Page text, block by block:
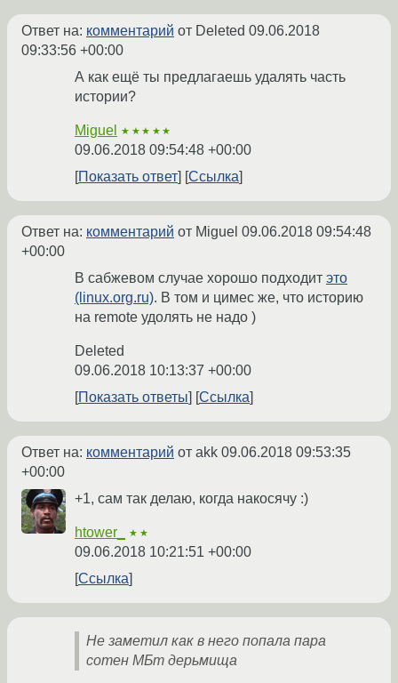
Ответ на: комментарий от Deleted 09.06.2018
09:33:56 +00:00
А как ещё ты предлагаешь удалять часть
истории?
Miguel ★★★★★
09.06.2018 09:54:48 +00:00
Показать ответ
Ссылка
Ответ на: комментарий от Miguel 09.06.2018 09:54:48
+00:00
В сабжевом случае хорошо подходит это
(linux.org.ru). В том и цимес же, что историю
на remote удолять не надо )
Deleted
09.06.2018 10:13:37 +00:00
Показать ответы
Ссылка
Ответ на: комментарий от akk 09.06.2018 09:53:35
+00:00
+1, сам так делаю, когда накосячу :)
htower_ ★★
09.06.2018 10:21:51 +00:00
Ссылка
Не заметил как в него попала пара
сотен МБт дерьмища